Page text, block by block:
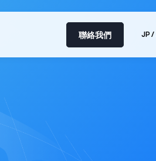
聯絡我們 JP